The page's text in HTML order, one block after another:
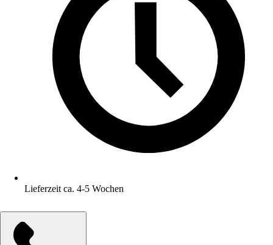
Lieferzeit ca. 4-5 Wochen